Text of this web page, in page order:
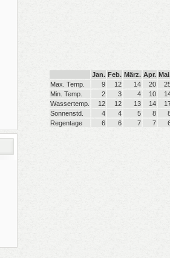
Jan. Feb. März. Apr.
Max. Temp.
9 12 14 20
Min. Temp.
2 3 4 10
Wassertemp.
12 12 13 14
Sonnenstd.
4 4 5 8
Regentage
6 6 7 7